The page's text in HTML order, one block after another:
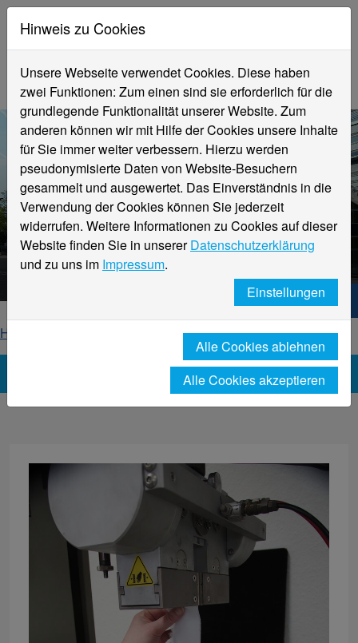
Aktuelle Meldungen
Hochschule Niederrhein
Hochschule Niederrhein. Dein Weg.
Home
News-Detailseite
Hinweis zu Cookies
Unsere Webseite verwendet Cookies. Diese haben
zwei Funktionen: Zum einen sind sie erforderlich für die
grundlegende Funktionalität unserer Website. Zum
anderen können wir mit Hilfe der Cookies unsere Inhalte
für Sie immer weiter verbessern. Hierzu werden
pseudonymisierte Daten von Website-Besuchern
gesammelt und ausgewertet. Das Einverständnis in die
Verwendung der Cookies können Sie jederzeit
widerrufen. Weitere Informationen zu Cookies auf dieser
Website finden Sie in unsererDatenschutzerklärung
und zu uns im Impressum.
Einstellungen
Alle Cookies ablehnen
Alle Cookies akzeptieren